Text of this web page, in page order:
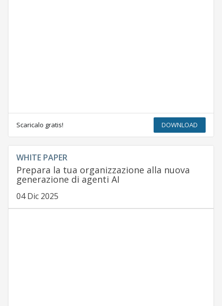
Scaricalo gratis! DOWNLOAD
WHITE PAPER
Prepara la tua organizzazione alla nuova
generazione di agenti AI
04 Dic 2025